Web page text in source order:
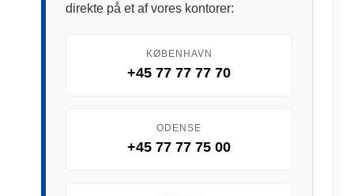
direkte på et af vores kontorer:
KØBENHAVN
+45 77 77 77 70
ODENSE
+45 77 77 75 00